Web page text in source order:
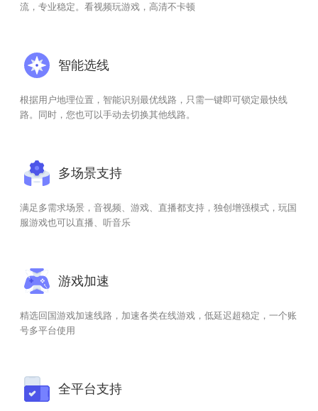
流，专业稳定。看视频玩游戏，高清不卡顿
智能选线
根据用户地理位置，智能识别最优线路，只需一键即可锁定最快线
路。同时，您也可以手动去切换其他线路。
多场景支持
满足多需求场景，音视频、游戏、直播都支持，独创增强模式，玩国
服游戏也可以直播、听音乐
游戏加速
精选回国游戏加速线路，加速各类在线游戏，低延迟超稳定，一个账
号多平台使用
全平台支持